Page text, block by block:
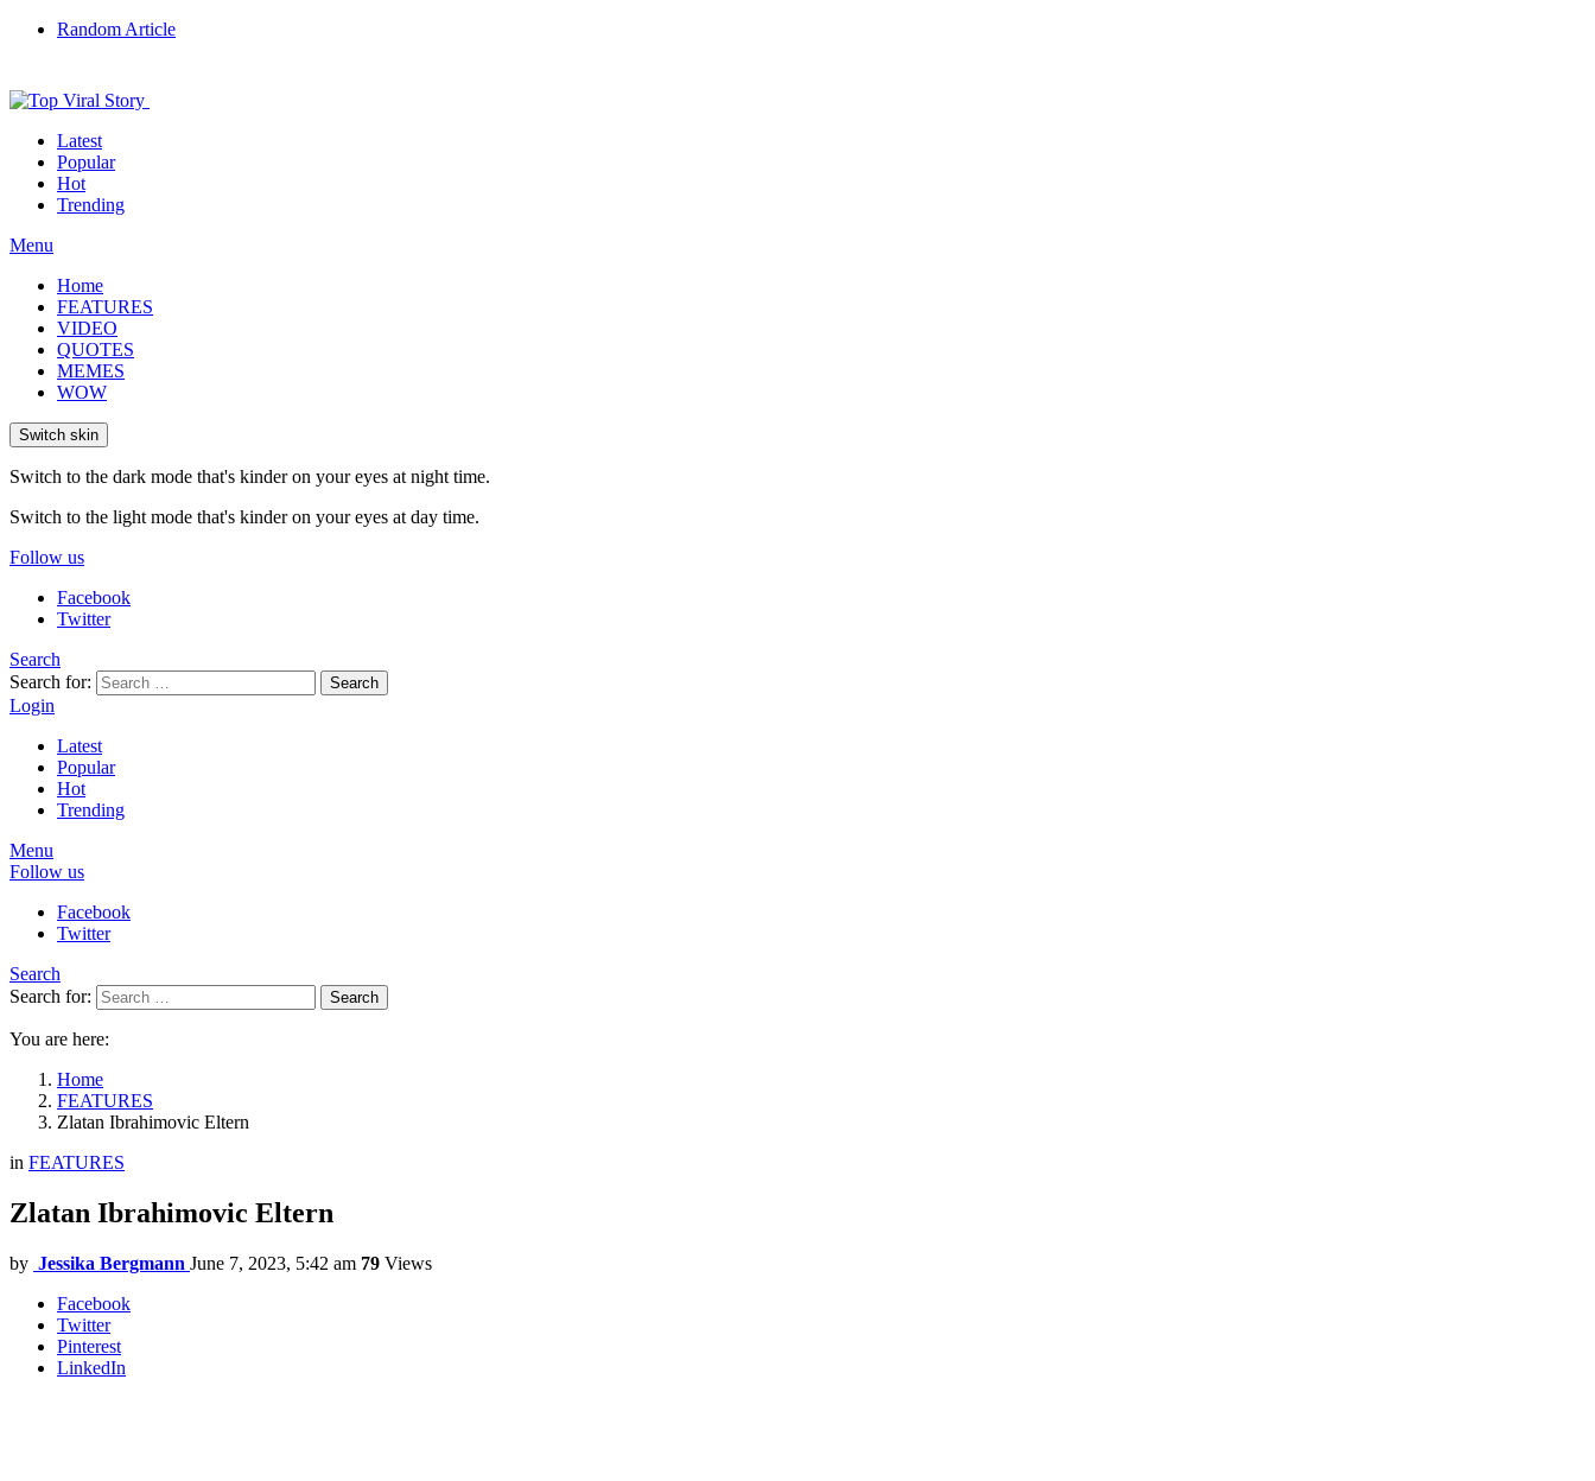
Random Article
Latest
Popular
Hot
Trending
Menu
Home
FEATURES
VIDEO
QUOTES
MEMES
WOW
Switch skin
Switch to the dark mode that's kinder on your eyes at night time.
Switch to the light mode that's kinder on your eyes at day time.
Follow us
Facebook
Twitter
Search
Search for:
Search
Login
Latest
Popular
Hot
Trending
Menu
Follow us
Facebook
Twitter
Search
Search for:
Search
You are here:
Home
FEATURES
Zlatan Ibrahimovic Eltern
in FEATURES
Zlatan Ibrahimovic Eltern
by Jessika Bergmann June 7, 2023, 5:42 am 79 Views
Facebook
Twitter
Pinterest
LinkedIn